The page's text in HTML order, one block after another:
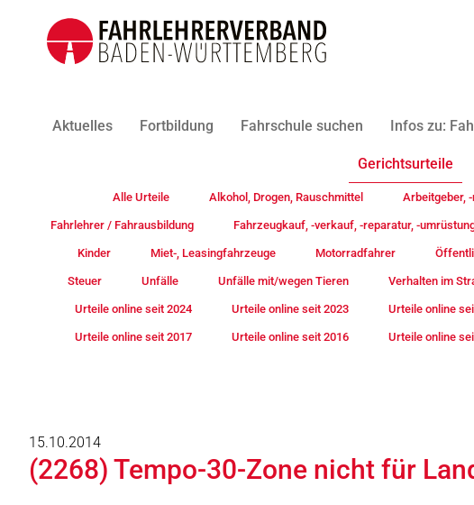
Aktuelles Fortbildung Fahrschule suchen Infos zu:
Gerichtsurteile
Alle Urteile Alkohol, Drogen, Rauschmittel Arbeitgeber,
Fahrlehrer / Fahrausbildung Fahrzeugkauf, -verkauf, -reparatur, -
Kinder Miet-, Leasingfahrzeuge Motorradfahrer
Steuer Unfälle Unfälle mit/wegen Tieren Verhalten im
Urteile online seit 2024 Urteile online seit 2023 Urteile online
Urteile online seit 2017 Urteile online seit 2016 Urteile online
15.10.2014
(2268) Tempo-30-Zone nicht für